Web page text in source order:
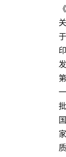
《
关
于
印
发
第
一
批
国
家
质